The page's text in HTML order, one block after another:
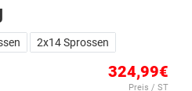
2x14 Sprossen
324,99€
Preis / ST